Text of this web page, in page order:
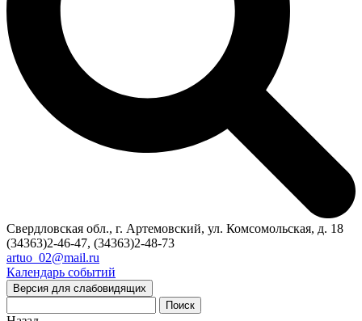
Свердловская обл., г. Артемовский, ул. Комсомольская, д. 18
(34363)2-46-47, (34363)2-48-73
artuo_02@mail.ru
Календарь событий
Версия для слабовидящих
Поиск